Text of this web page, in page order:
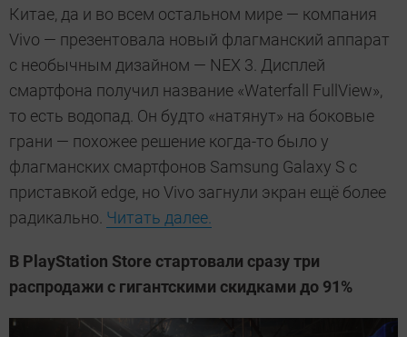
Китае, да и во всем остальном мире — компания
Vivo — презентовала новый флагманский аппарат
с необычным дизайном — NEX 3. Дисплей
смартфона получил название «Waterfall FullView»,
то есть водопад. Он будто «натянут» на боковые
грани — похожее решение когда-то было у
флагманских смартфонов Samsung Galaxy S с
приставкой edge, но Vivo загнули экран ещё более
радикально. Читать далее.
В PlayStation Store стартовали сразу три
распродажи с гигантскими скидками до 91%